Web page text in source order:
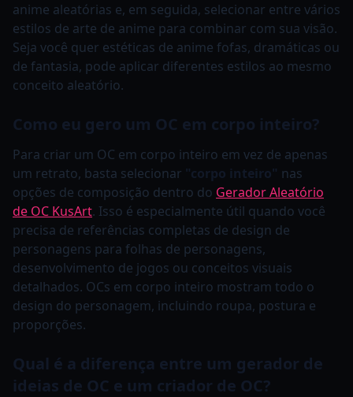
anime aleatórias e, em seguida, selecionar entre vários
estilos de arte de anime para combinar com sua visão.
Seja você quer estéticas de anime fofas, dramáticas ou
de fantasia, pode aplicar diferentes estilos ao mesmo
conceito aleatório.
Como eu gero um OC em corpo inteiro?
Para criar um OC em corpo inteiro em vez de apenas
um retrato, basta selecionar "corpo inteiro" nas
opções de composição dentro do Gerador Aleatório
de OC KusArt. Isso é especialmente útil quando você
precisa de referências completas de design de
personagens para folhas de personagens,
desenvolvimento de jogos ou conceitos visuais
detalhados. OCs em corpo inteiro mostram todo o
design do personagem, incluindo roupa, postura e
proporções.
Qual é a diferença entre um gerador de
ideias de OC e um criador de OC?